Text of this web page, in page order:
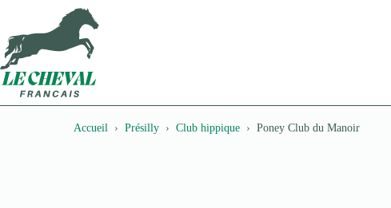
contenu
Accueil Présilly Club hippique Poney Club du Manoir